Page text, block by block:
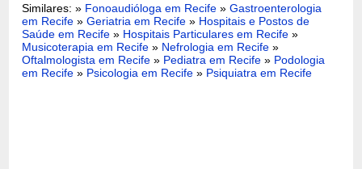
Similares: » Fonoaudióloga em Recife »Gastroenterologia
em Recife »Geriatria em Recife » Hospitais e Postos de
Saúde em Recife » Hospitais Particulares em Recife »
Musicoterapia em Recife » Nefrologia em Recife »
Oftalmologista em Recife » Pediatra em Recife » Podologia
em Recife » Psicologia em Recife » Psiquiatra em Recife